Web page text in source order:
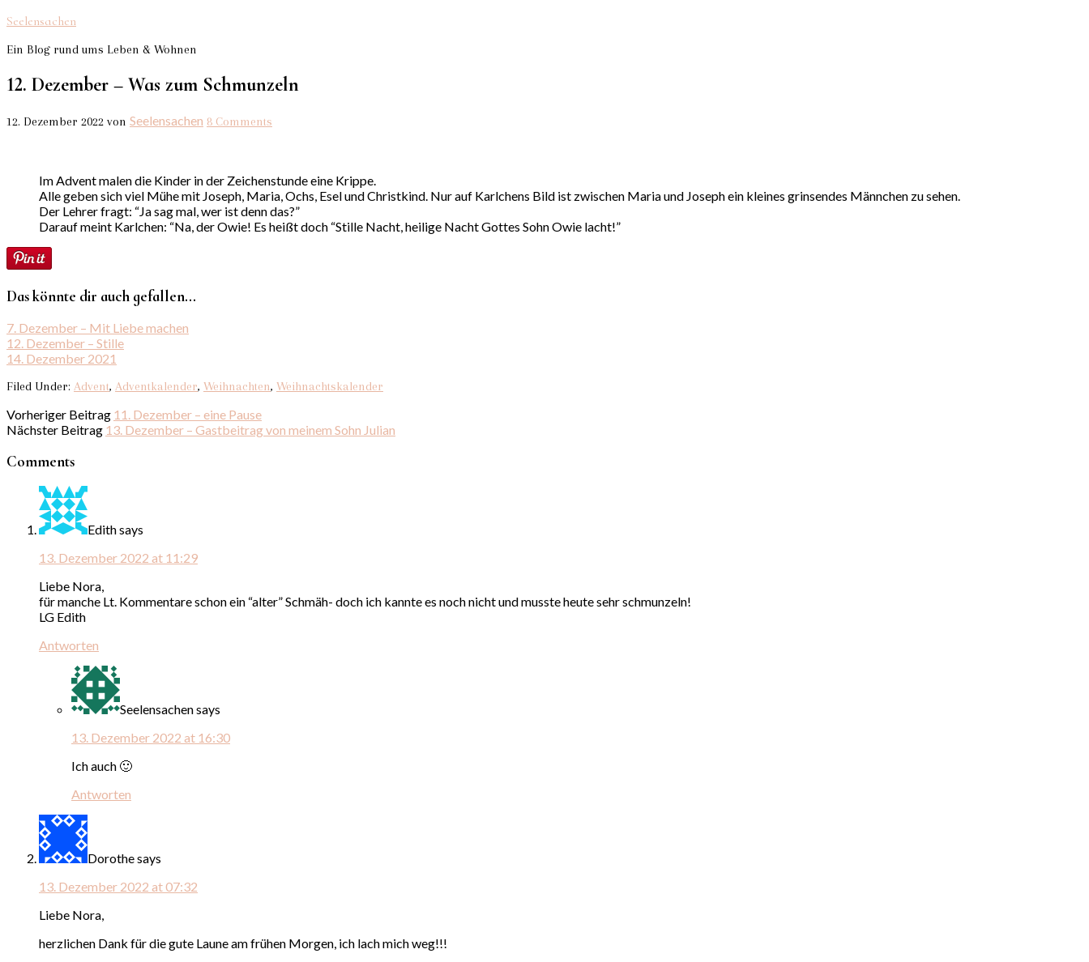
Seelensachen
Ein Blog rund ums Leben & Wohnen
12. Dezember – Was zum Schmunzeln
12. Dezember 2022 von Seelensachen 8 Comments
Im Advent malen die Kinder in der Zeichenstunde eine Krippe.
Alle geben sich viel Mühe mit Joseph, Maria, Ochs, Esel und Christkind. Nur auf Karlchens Bild ist zwischen Maria und Joseph ein kleines grinsendes Männchen zu sehen.
Der Lehrer fragt: “Ja sag mal, wer ist denn das?”
Darauf meint Karlchen: “Na, der Owie! Es heißt doch “Stille Nacht, heilige Nacht Gottes Sohn Owie lacht!”
Das könnte dir auch gefallen...
7. Dezember – Mit Liebe machen
12. Dezember – Stille
14. Dezember 2021
Filed Under: Advent, Adventkalender, Weihnachten, Weihnachtskalender
Vorheriger Beitrag 11. Dezember – eine Pause
Nächster Beitrag 13. Dezember – Gastbeitrag von meinem Sohn Julian
Comments
Edithsays
13. Dezember 2022 at 11:29
Liebe Nora,
für manche Lt. Kommentare schon ein “alter” Schmäh- doch ich kannte es noch nicht und musste heute sehr schmunzeln!
LG Edith
Antworten
Seelensachensays
13. Dezember 2022 at 16:30
Ich auch 🙂
Antworten
Dorothesays
13. Dezember 2022 at 07:32
Liebe Nora,
herzlichen Dank für die gute Laune am frühen Morgen, ich lach mich weg!!!